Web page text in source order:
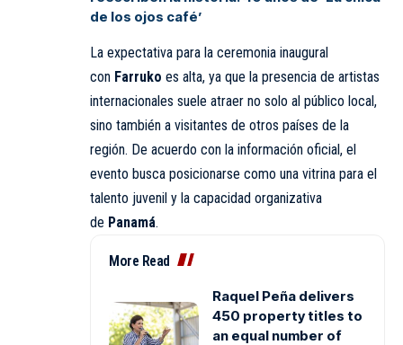
de los ojos café’
La expectativa para la ceremonia inaugural
con Farruko es alta, ya que la presencia de artistas
internacionales suele atraer no solo al público local,
sino también a visitantes de otros países de la
región. De acuerdo con la información oficial, el
evento busca posicionarse como una vitrina para el
talento juvenil y la capacidad organizativa
de Panamá.
More Read
Raquel Peña delivers
450 property titles to
an equal number of